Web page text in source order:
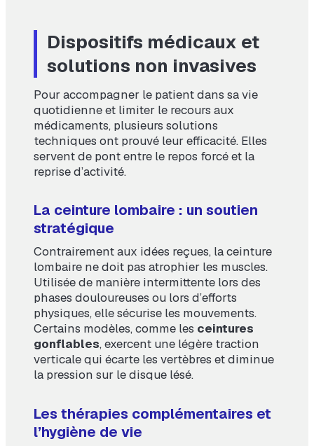
Dispositifs médicaux et
solutions non invasives
Pour accompagner le patient dans sa vie
quotidienne et limiter le recours aux
médicaments, plusieurs solutions
techniques ont prouvé leur efficacité. Elles
servent de pont entre le repos forcé et la
reprise d’activité.
La ceinture lombaire : un soutien
stratégique
Contrairement aux idées reçues, la ceinture
lombaire ne doit pas atrophier les muscles.
Utilisée de manière intermittente lors des
phases douloureuses ou lors d’efforts
physiques, elle sécurise les mouvements.
Certains modèles, comme les ceintures
gonflables, exercent une légère traction
verticale qui écarte les vertèbres et diminue
la pression sur le disque lésé.
Les thérapies complémentaires et
l’hygiène de vie